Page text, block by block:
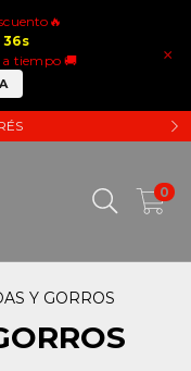
×
36s
a tiempo 🚚
0
Y GORROS